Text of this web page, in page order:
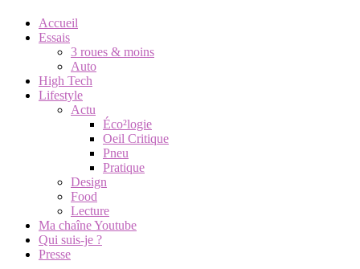
Accueil
Essais
3 roues & moins
Auto
High Tech
Lifestyle
Actu
Éco²logie
Oeil Critique
Pneu
Pratique
Design
Food
Lecture
Ma chaîne Youtube
Qui suis-je ?
Presse